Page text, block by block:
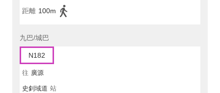
距離 100m
九巴/城巴
N182
往 廣源
史釗域道 站